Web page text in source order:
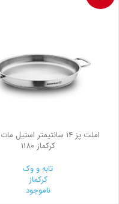
املت پز 14 سانتیمتر استیل
کرکماز 1180
تابه و وک
کرکماز
ناموجود